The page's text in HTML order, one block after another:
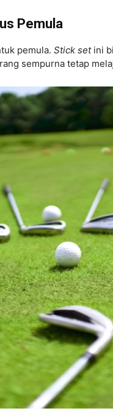
Pemula
pemula. Stick setini
sempurna tetap